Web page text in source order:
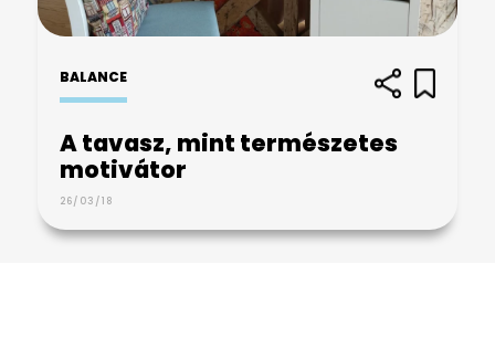
BALANCE
A tavasz, mint természetes
motivátor
26/03/18